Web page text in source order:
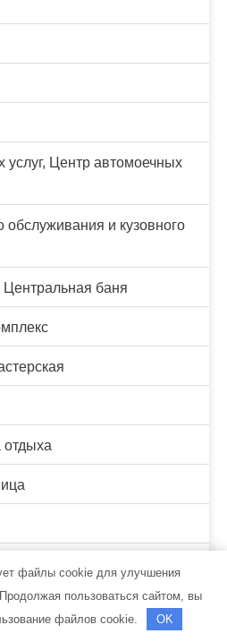
услуг, Центр автомоечных
обслуживания и кузовного
баня
отдыха
файлы cookie для улучшения
пользоваться сайтом, вы
файлов cookie.
OK